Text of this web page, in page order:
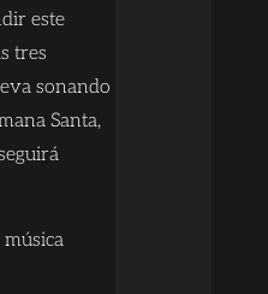
este
tres
sonando
Santa,
música